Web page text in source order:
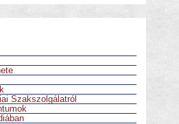
Szakszolgálatról